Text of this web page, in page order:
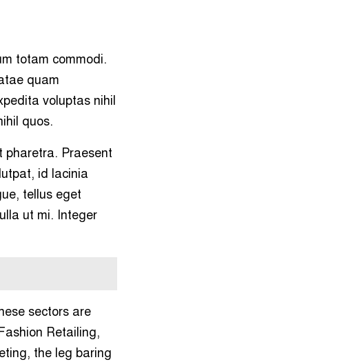
totam commodi.
quam
voluptas nihil
quos.
pharetra. Praesent
id lacinia
tellus eget
ut mi. Integer
sectors are
Retailing,
the leg baring